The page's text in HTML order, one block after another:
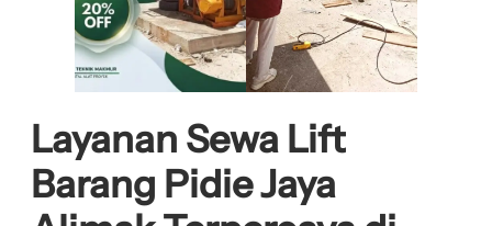
Layanan Sewa Lift
Barang Pidie Jaya